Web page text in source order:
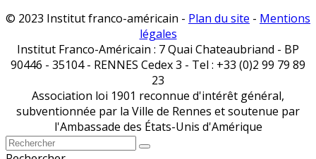
© 2023 Institut franco-américain - Plan du site - Mentions
légales
Institut Franco-Américain : 7 Quai Chateaubriand - BP
90446 - 35104 - RENNES Cedex 3 - Tel : +33 (0)2 99 79 89
23
Association loi 1901 reconnue d'intérêt général,
subventionnée par la Ville de Rennes et soutenue par
l'Ambassade des États-Unis d'Amérique